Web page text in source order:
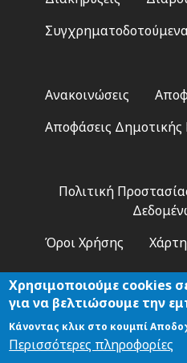
2
Ανακοινώσεις
Αποφάσεις Δημοτικής
Πολιτική
Όροι Χρήσης
Αναζήτηση
Χρησιμοποιούμε cookies
για να βελτιώσουμε την
Κάνοντας κλικ στο κουμπί
Περισσότερες πληροφορίες